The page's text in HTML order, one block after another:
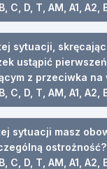
C, D, T, AM, A1, A2,
sytuacji, skręcając
ustąpić
z przeciwka na
C, D, T, AM, A1, A2,
sytuacji masz
ostrożność?
C, D, T, AM, A1, A2,